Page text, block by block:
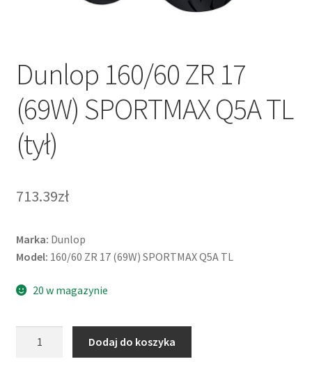
Dunlop 160/60 ZR 17
(69W) SPORTMAX Q5A TL
(tył)
713.39zł
Marka: Dunlop
Model: 160/60 ZR 17 (69W) SPORTMAX Q5A TL
20 w magazynie
Dodaj do koszyka